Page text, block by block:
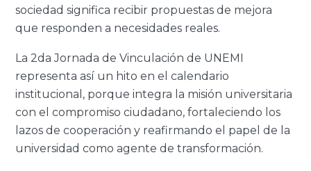
sociedad significa recibir propuestas de mejora
que responden a necesidades reales.
La 2da Jornada de Vinculación de UNEMI
representa así un hito en el calendario
institucional, porque integra la misión universitaria
con el compromiso ciudadano, fortaleciendo los
lazos de cooperación y reafirmando el papel de la
universidad como agente de transformación.